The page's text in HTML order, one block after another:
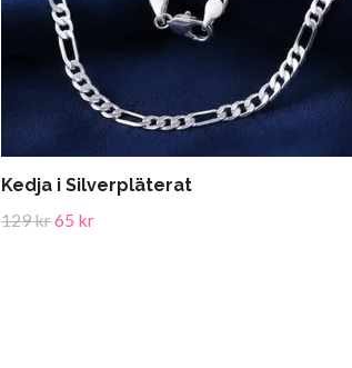
Kedja i Silverpläterat
129 kr65 kr